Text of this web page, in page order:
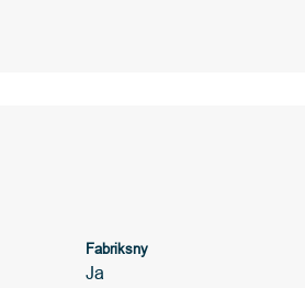
Fabriksny
Ja